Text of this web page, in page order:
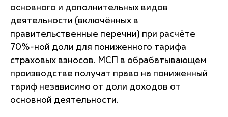
основного и дополнительных видов
деятельности (включённых в
правительственные перечни) при расчёте
70%-ной доли для пониженного тарифа
страховых взносов. МСП в обрабатывающем
производстве получат право на пониженный
тариф независимо от доли доходов от
основной деятельности.